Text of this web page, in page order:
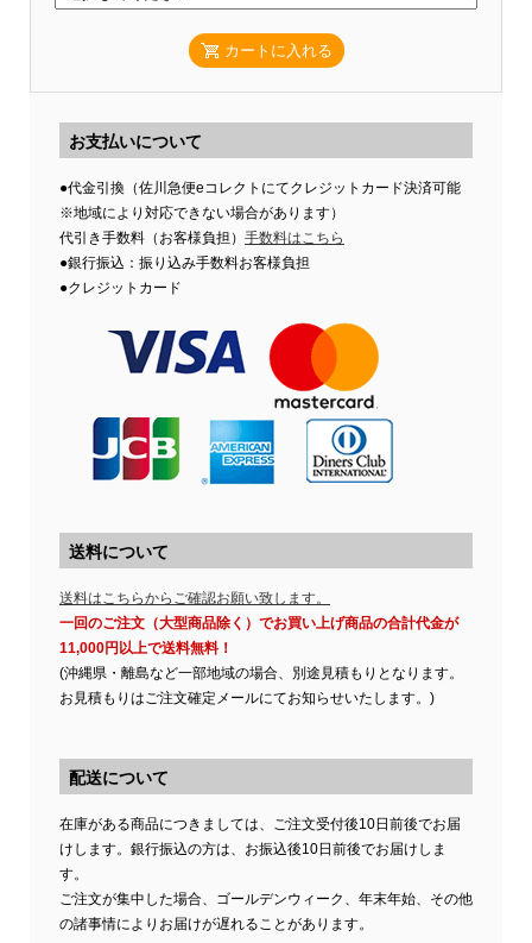
カートに入れる
お支払いについて
●代金引換（佐川急便eコレクトにてクレジットカード決済可能
※地域により対応できない場合があります）
代引き手数料（お客様負担） 手数料はこちら
●銀行振込：振り込み手数料お客様負担
●クレジットカード
送料について
送料はこちらからご確認お願い致します。
一回のご注文（大型商品除く）でお買い上げ商品の合計代金が
11,000円以上で送料無料！
(沖縄県・離島など一部地域の場合、別途見積もりとなります。
お見積もりはご注文確定メールにてお知らせいたします。)
配送について
在庫がある商品につきましては、ご注文受付後10日前後でお届
けします。銀行振込の方は、お振込後10日前後でお届けしま
す。
ご注文が集中した場合、ゴールデンウィーク、年末年始、その他
の諸事情によりお届けが遅れることがあります。